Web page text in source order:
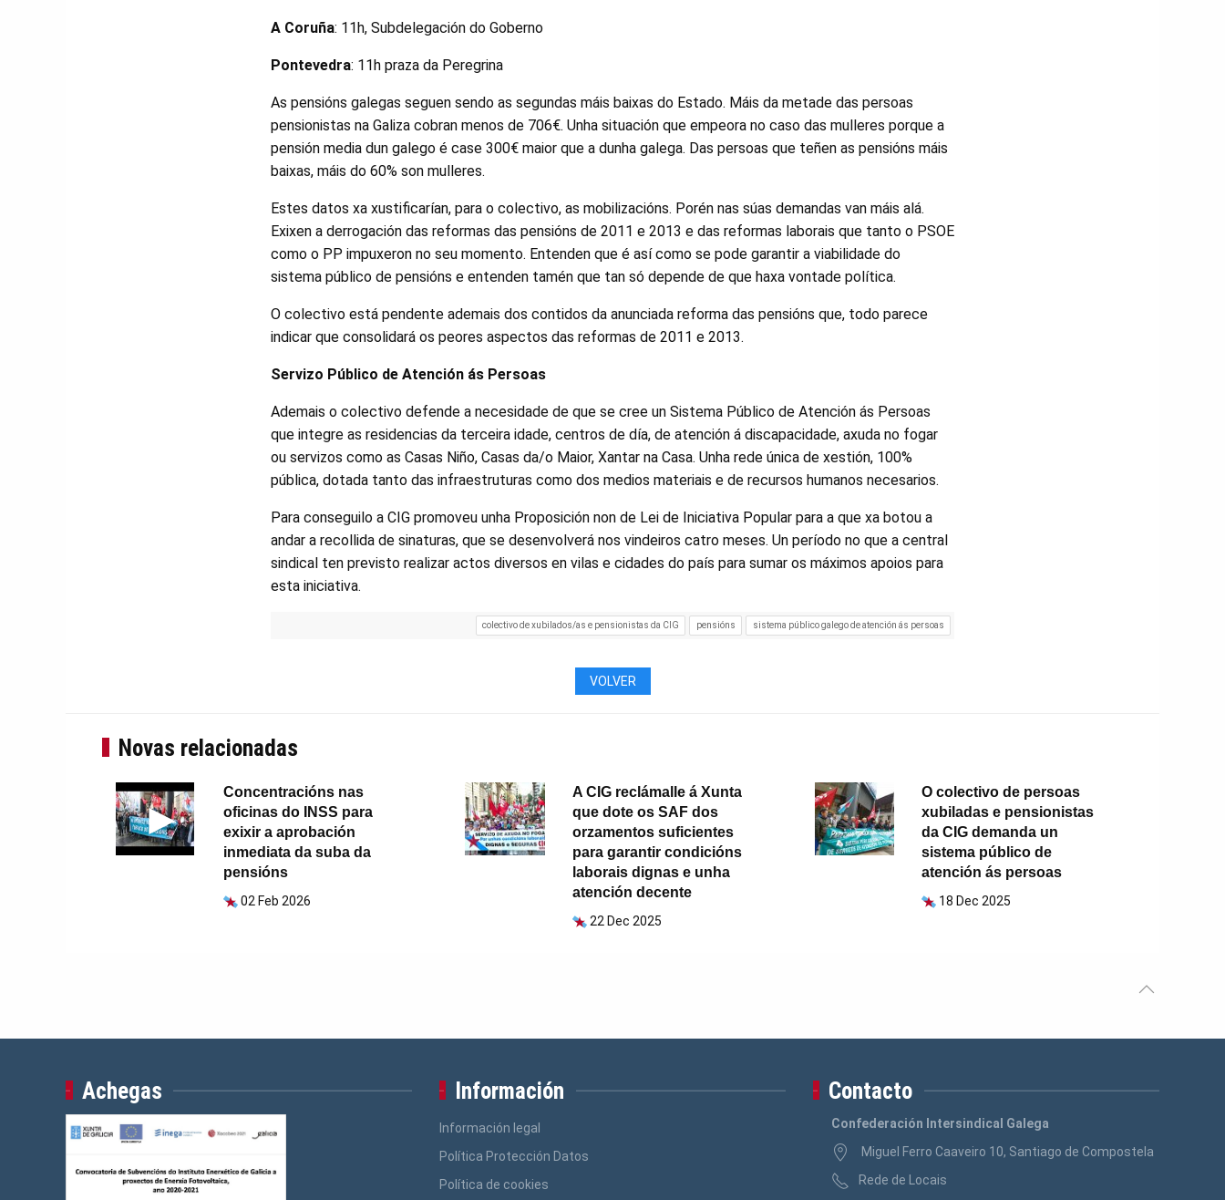
A Coruña: 11h, Subdelegación do Goberno
Pontevedra: 11h praza da Peregrina
As pensións galegas seguen sendo as segundas máis baixas do Estado. Máis da metade das persoas
pensionistas na Galiza cobran menos de 706€. Unha situación que empeora no caso das mulleres porque a
pensión media dun galego é case 300€ maior que a dunha galega. Das persoas que teñen as pensións máis
baixas, máis do 60% son mulleres.
Estes datos xa xustificarían, para o colectivo, as mobilizacións. Porén nas súas demandas van máis alá.
Exixen a derrogación das reformas das pensións de 2011 e 2013 e das reformas laborais que tanto o PSOE
como o PP impuxeron no seu momento. Entenden que é así como se pode garantir a viabilidade do
sistema público de pensións e entenden tamén que tan só depende de que haxa vontade política.
O colectivo está pendente ademais dos contidos da anunciada reforma das pensións que, todo parece
indicar que consolidará os peores aspectos das reformas de 2011 e 2013.
Servizo Público de Atención ás Persoas
Ademais o colectivo defende a necesidade de que se cree un Sistema Público de Atención ás Persoas
que integre as residencias da terceira idade, centros de día, de atención á discapacidade, axuda no fogar
ou servizos como as Casas Niño, Casas da/o Maior, Xantar na Casa. Unha rede única de xestión, 100%
pública, dotada tanto das infraestruturas como dos medios materiais e de recursos humanos necesarios.
Para conseguilo a CIG promoveu unha Proposición non de Lei de Iniciativa Popular para a que xa botou a
andar a recollida de sinaturas, que se desenvolverá nos vindeiros catro meses. Un período no que a central
sindical ten previsto realizar actos diversos en vilas e cidades do país para sumar os máximos apoios para
esta iniciativa.
colectivo de xubilados/as e pensionistas da CIG pensións sistema público galego de atención ás persoas
VOLVER
Novas relacionadas
Concentracións nas
oficinas do INSS para
exixir a aprobación
inmediata da suba da
pensións
02 Feb 2026
A CIG reclámalle á Xunta
que dote os SAF dos
orzamentos suficientes
para garantir condicións
laborais dignas e unha
atención decente
22 Dec 2025
O colectivo de persoas
xubiladas e pensionistas
da CIG demanda un
sistema público de
atención ás persoas
18 Dec 2025
Achegas Información
Información legal
Política Protección Datos
Política de cookies
Contacto
Confederación Intersindical Galega
Miguel Ferro Caaveiro 10, Santiago de Compostela
Rede de Locais